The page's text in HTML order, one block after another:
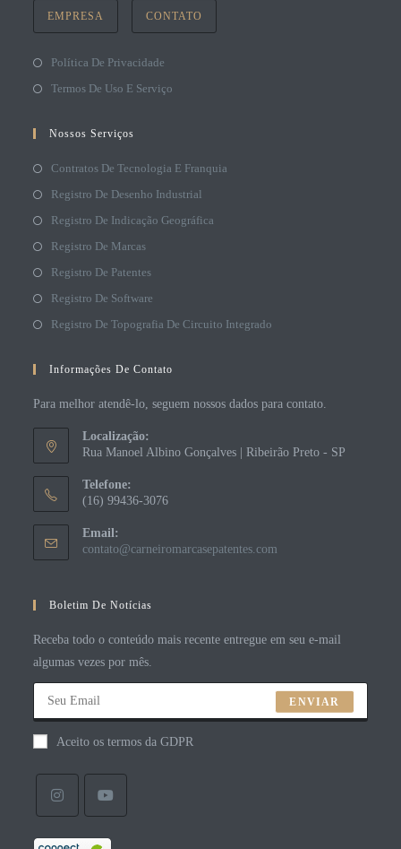
EMPRESA CONTATO
Política De Privacidade
Termos De Uso E Serviço
Nossos Serviços
Contratos De Tecnologia E Franquia
Registro De Desenho Industrial
Registro De Indicação Geográfica
Registro De Marcas
Registro De Patentes
Registro De Software
Registro De Topografia De Circuito Integrado
Informações De Contato
Para melhor atendê-lo, seguem nossos dados para contato.
Localização:
Rua Manoel Albino Gonçalves | Ribeirão Preto - SP
Telefone:
(16) 99436-3076
Email:
contato@carneiromarcasepatentes.com
Boletim De Notícias
Receba todo o conteúdo mais recente entregue em seu e-mail
algumas vezes por mês.
ENVIAR
Aceito os termos da GDPR